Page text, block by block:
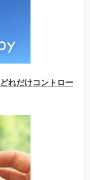
どれだけコントロー